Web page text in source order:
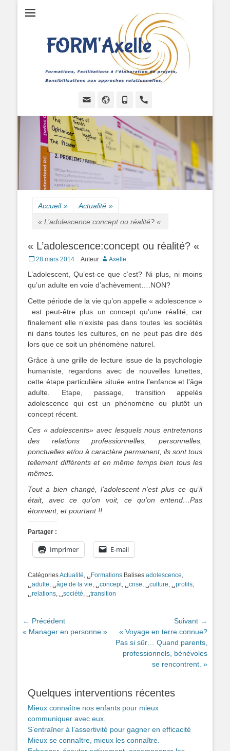
FORMAXELLE -
I.R.A.A.P.P.
Formations, Facilitations à l'élaboration de projets, Sensibilisations
aux approches relationnelles.
Email Site
Tél
Accueil » Actualité »
« L’adolescence:concept ou réalité? «
« L’adolescence:concept ou réalité? «
Posté28 mars 2014 Auteur Axelle
L’adolescent, Qu’est-ce que c’est? Ni plus, ni moins
qu’un adulte en voie d’achèvement….NON?
Cette période de la vie qu’on appelle « adolescence »
est peut-être plus un concept qu’une réalité, car
finalement elle n’existe pas dans toutes les sociétés
ni dans toutes les cultures, on ne peut pas dire dès
lors que ce soit un phénomène naturel.
Grâce à une grille de lecture issue de la psychologie
humaniste, regardons avec de nouvelles lunettes,
cette étape particulière située entre l’enfance et l’âge
adulte. Etape, passage, transition appelés
adolescence qui est un phénomène ou plutôt un
concept récent.
Ces « adolescents» avec lesquels nous entretenons
des relations professionnelles, personnelles,
ponctuelles et/ou à caractère permanent, ils sont tous
tellement différents et en même temps bien tous les
mêmes.
Tout a bien changé, l’adolescent n’est plus ce qu’il
était, avec ce qu’on voit, ce qu’on entend…Pas
étonnant, et pourtant !!
Partager :
Imprimer E-mail
CatégoriesActualité, ␣ Formations Balises adolescence,
␣adulte, ␣âge de la vie, ␣concept, ␣crise, ␣culture, ␣profils,
␣relations, ␣société, ␣transition
Navigation
de
← Précédent
Article
« Manager en personne »
Suivant →
Article
suivant :
« Voyage en terre connue?
Pas si sûr… Quand parents,
professionnels, bénévoles
se rencontrent. »
Quelques interventions récentes
Mieux connaître nos enfants pour mieux
communiquer avec eux.
S’entraîner à l’assertivité pour gagner en efficacité
Mieux se connaître, mieux les connaître.